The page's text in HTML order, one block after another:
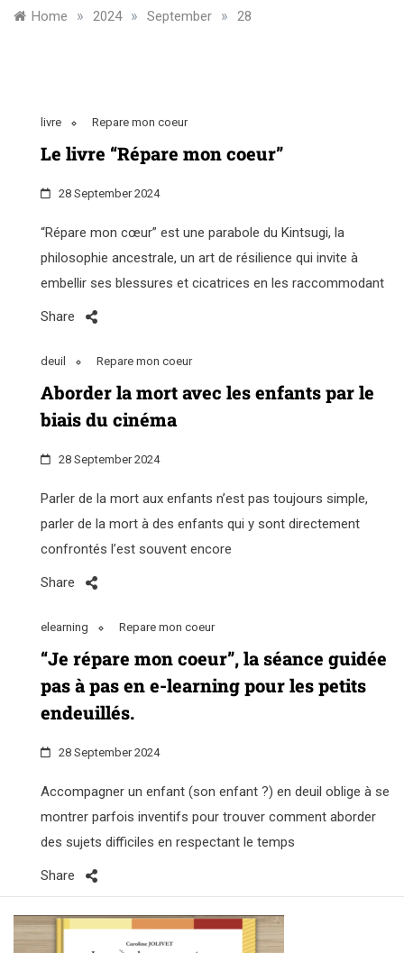
Home » 2024 » September » 28
livre Repare mon coeur
Le livre “Répare mon coeur”
28 September 2024
“Répare mon cœur” est une parabole du Kintsugi, la
philosophie ancestrale, un art de résilience qui invite à
embellir ses blessures et cicatrices en les raccommodant
Share
deuil Repare mon coeur
Aborder la mort avec les enfants par le
biais du cinéma
28 September 2024
Parler de la mort aux enfants n’est pas toujours simple,
parler de la mort à des enfants qui y sont directement
confrontés l’est souvent encore
Share
elearning Repare mon coeur
“Je répare mon coeur”, la séance guidée
pas à pas en e-learning pour les petits
endeuillés.
28 September 2024
Accompagner un enfant (son enfant ?) en deuil oblige à se
montrer parfois inventifs pour trouver comment aborder
des sujets difficiles en respectant le temps
Share